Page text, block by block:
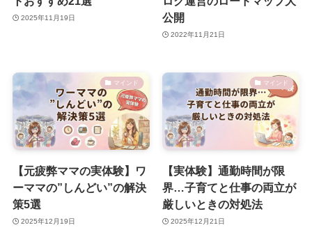
2025年11月19日
公開
2022年11月21日
マインド
【元疲弊ママの実体験】ワ
ーママの”しんどい”の解決
策5選
2025年12月19日
マインド
【実体験】通勤時間が限
界…子育てと仕事の両立が
厳しいときの対処法
2025年12月21日